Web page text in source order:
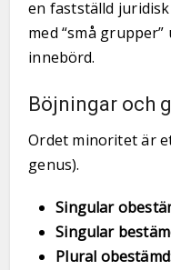
en fastställd
med “små
innebörd.
Böjningar och
Ordet minoritet är
genus).
Singular
Singular
Plural